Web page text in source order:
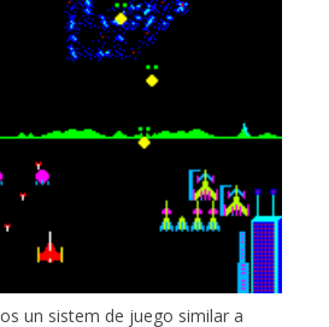
un sistem de juego similar a